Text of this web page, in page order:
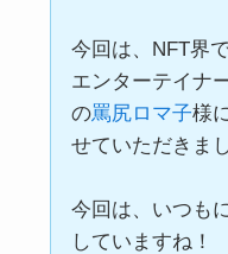
今回は、NFT界
エンターテイナ
の罵尻ロマ子様
せていただきま
今回は、いつも
していますね！